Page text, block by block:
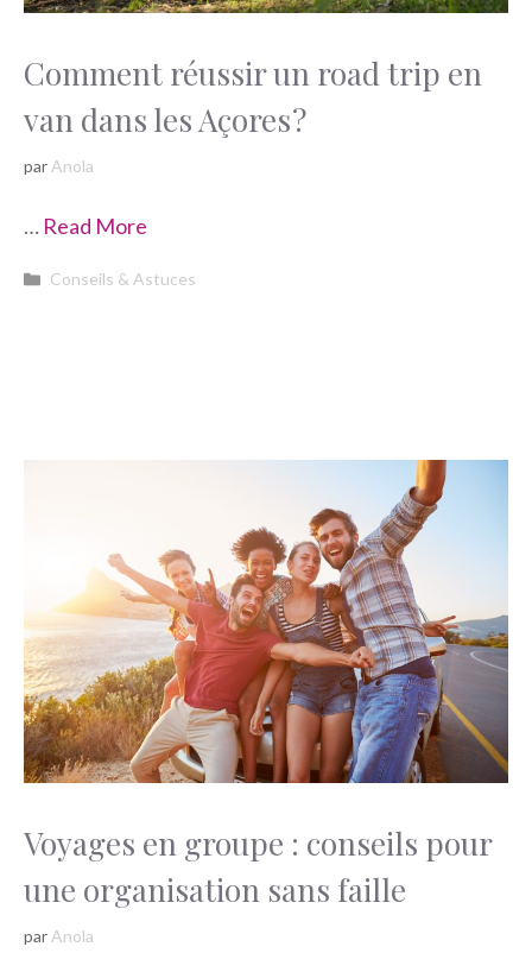
Comment réussir un road trip en
van dans les Açores ?
par Anola
… Read More
Catégories
Conseils & Astuces
Voyages en groupe : conseils pour
une organisation sans faille
par Anola